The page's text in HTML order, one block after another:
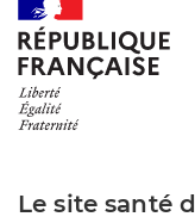
Le site santé